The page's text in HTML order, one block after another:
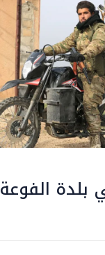
الفوعة